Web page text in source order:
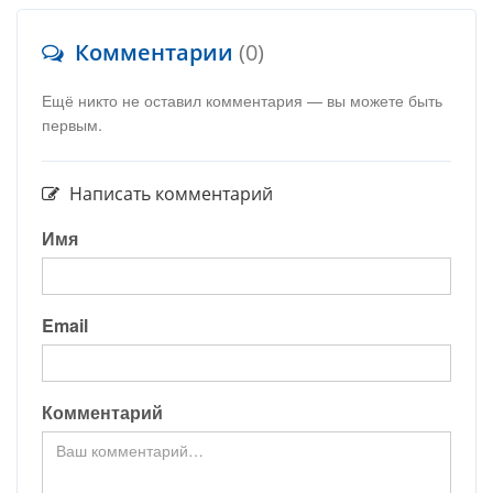
Комментарии (0)
Ещё никто не оставил комментария — вы можете быть
первым.
Написать комментарий
Имя
Email
Комментарий